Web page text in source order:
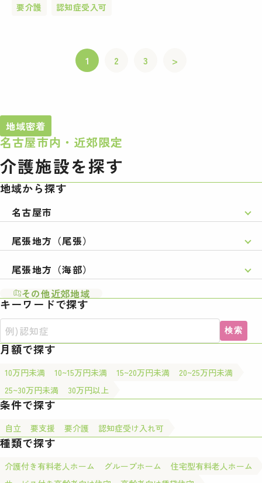
要介護 認知症受入可
1 2 3 >
地域密着
名古屋市内・近郊限定
介護施設を探す
地域から探す
名古屋市
尾張地方（尾張）
尾張地方（海部）
その他近郊地域
キーワードで探す
検索
月額で探す
10万円未満 10~15万円未満 15~20万円未満
20~25万円未満
25~30万円未満
30万円以上
条件で探す
自立 要支援 要介護 認知症受け入れ可
種類で探す
介護付き有料老人ホーム グループホーム
住宅型有料老人ホーム